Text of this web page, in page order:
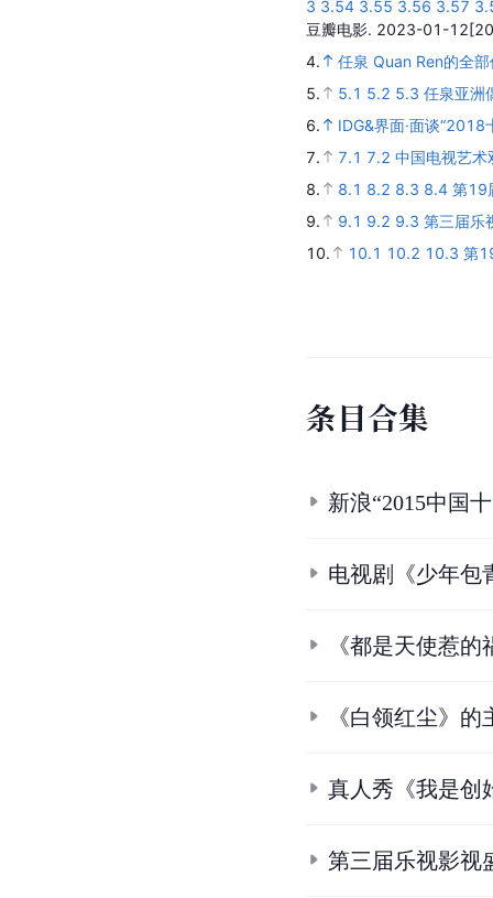
3 3.54 3.55 3.56 3.57
豆瓣电影. 2023-01-12
4.
任泉 Quan Ren的全
5.
5.1 5.2 5.3 任泉亚洲
6.
IDG&界面·面谈
7.
7.1 7.2 中国电视艺术
8.
8.1 8.2 8.3 8.4 第19
9.
9.1 9.2 9.3 第三届乐
10.
10.1 10.2 10.3 第
条目合集
新浪“2015中国
电视剧《少年包
《都是天使惹
《白领红尘》的
真人秀《我是创
第三届乐视影视